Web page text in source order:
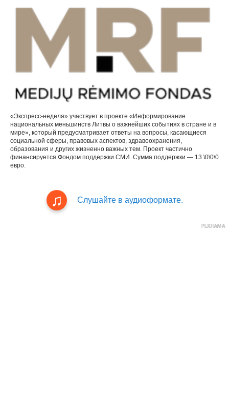
«Экспресс-неделя» участвует в проекте «Информирование
национальных меньшинств Литвы о важнейших событиях в стране и в
мире», который предусматривает ответы на вопросы, касающиеся
социальной сферы, правовых аспектов, здравоохранения,
образования и других жизненно важных тем. Проект частично
финансируется Фондом поддержки СМИ. Сумма поддержки — 13 \0\0\0
евро.
Слушайте в аудиоформате.